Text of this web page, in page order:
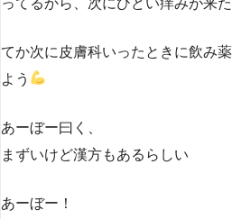
てか次に皮膚科いったときに飲み
よう
あーぼー曰く、
まずいけど漢方もあるらしい
あーぼー！